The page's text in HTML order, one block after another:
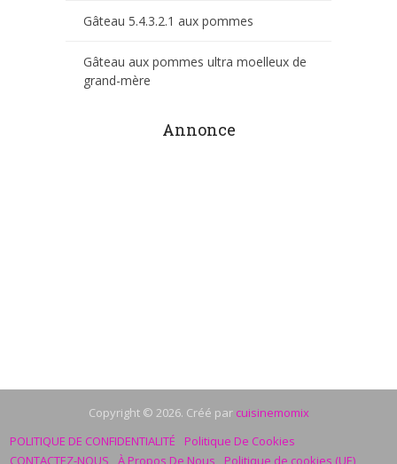
Gâteau 5.4.3.2.1 aux pommes
Gâteau aux pommes ultra moelleux de
grand-mère
Annonce
Copyright © 2026. Créé par cuisinemomix
POLITIQUE DE CONFIDENTIALITÉ
Politique De Cookies
CONTACTEZ-NOUS
À Propos De Nous Politique de cookies (UE)